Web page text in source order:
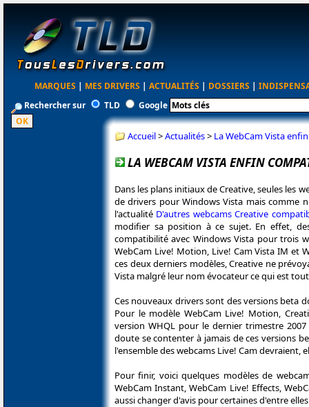
MARQUES | MES DRIVERS | ACTUALITÉS | DOSSIERS |
Rechercher sur
TLD Google
Accueil>Actualités> La WebCam Vista
LA WEBCAM VISTA ENFIN
Dans les plans initiaux de Creative, seules les
de drivers pour Windows Vista mais comme
l'actualité D'autres webcams Creative
modifier sa position à ce sujet. En effet,
compatibilité avec Windows Vista pour trois
WebCam Live! Motion, Live! Cam Vista IM et
ces deux derniers modèles, Creative ne
Vista malgré leur nom évocateur ce qui est
Ces nouveaux drivers sont des versions beta
Pour le modèle WebCam Live! Motion,
version WHQL pour le dernier trimestre
doute se contenter à jamais de ces versions
l'ensemble des webcams Live! Cam devraient,
Pour finir, voici quelques modèles de
WebCam Instant, WebCam Live! Effects,
aussi changer d'avis pour certaines d'entre